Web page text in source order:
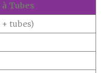
Tubes
+ tubes)